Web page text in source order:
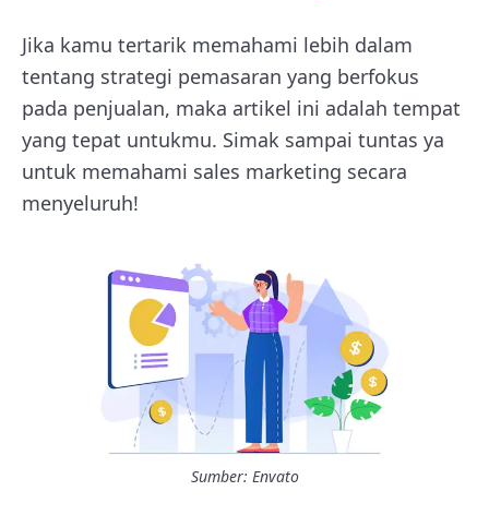
Jika kamu tertarik memahami lebih dalam
tentang strategi pemasaran yang berfokus
pada penjualan, maka artikel ini adalah tempat
yang tepat untukmu. Simak sampai tuntas ya
untuk memahami sales marketing secara
menyeluruh!
Sumber: Envato